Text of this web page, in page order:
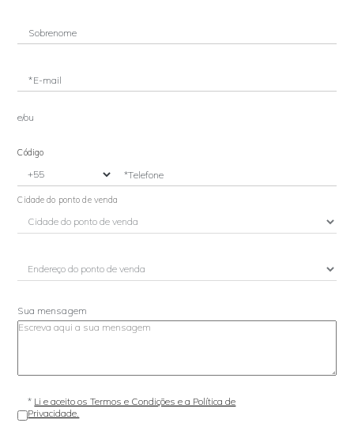
Sobrenome
*E-mail
e/ou
Código
*Telefone
Cidade do ponto de venda
Sua mensagem
* Li e aceito os Termos e Condições e a Política de
Privacidade.